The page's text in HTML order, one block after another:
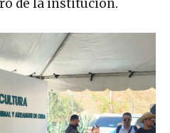
de la institución.